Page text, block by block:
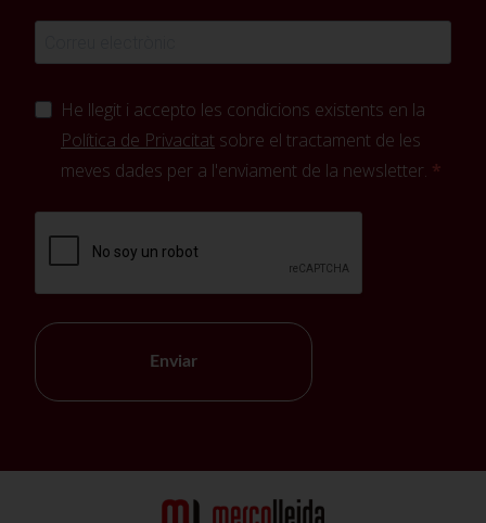
He llegit i accepto les condicions existents en la
Política de Privacitat sobre el tractament de les
meves dades per a l'enviament de la newsletter.
Enviar